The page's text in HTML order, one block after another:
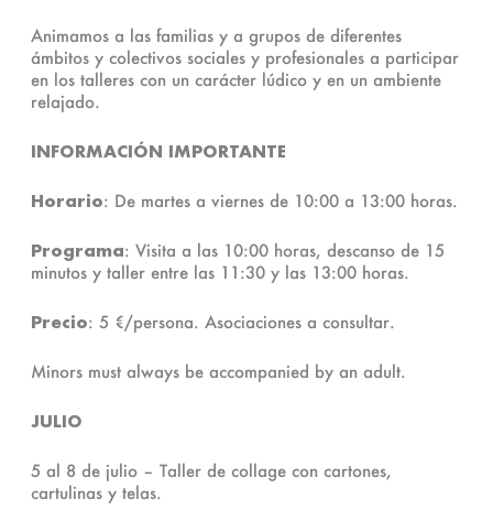
Animamos a las familias y a grupos de diferentes
ámbitos y colectivos sociales y profesionales a participar
en los talleres con un carácter lúdico y en un ambiente
relajado.
INFORMACIÓN IMPORTANTE
Horario: De martes a viernes de 10:00 a 13:00 horas.
Programa: Visita a las 10:00 horas, descanso de 15
minutos y taller entre las 11:30 y las 13:00 horas.
Precio: 5 €/persona. Asociaciones a consultar.
Minors must always be accompanied by an adult.
JULIO
5 al 8 de julio – Taller de collage con cartones,
cartulinas y telas.